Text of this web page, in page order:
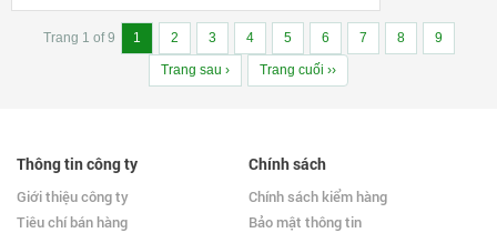
Trang 1 of 9 1 2 3 4 5 6 7 8 9
Trang sau › Trang cuối ››
Thông tin công ty
Giới thiệu công ty
Tiêu chí bán hàng
Chính sách
Chính sách kiểm hàng
Bảo mật thông tin